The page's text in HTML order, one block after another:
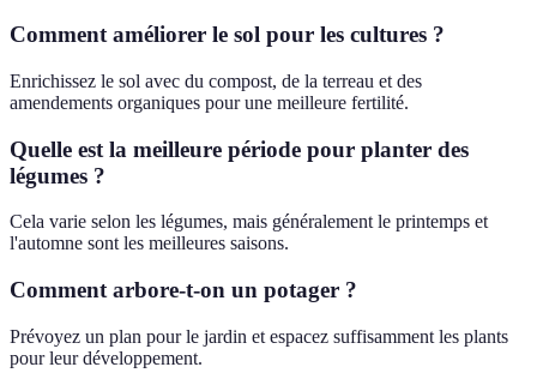
Comment améliorer le sol pour les cultures ?
Enrichissez le sol avec du compost, de la terreau et des
amendements organiques pour une meilleure fertilité.
Quelle est la meilleure période pour planter des
légumes ?
Cela varie selon les légumes, mais généralement le printemps et
l'automne sont les meilleures saisons.
Comment arbore-t-on un potager ?
Prévoyez un plan pour le jardin et espacez suffisamment les plants
pour leur développement.